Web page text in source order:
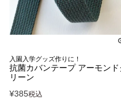
入園入学グッズ作りに！
抗菌カバンテープ アーモンド
リーン
¥385税込